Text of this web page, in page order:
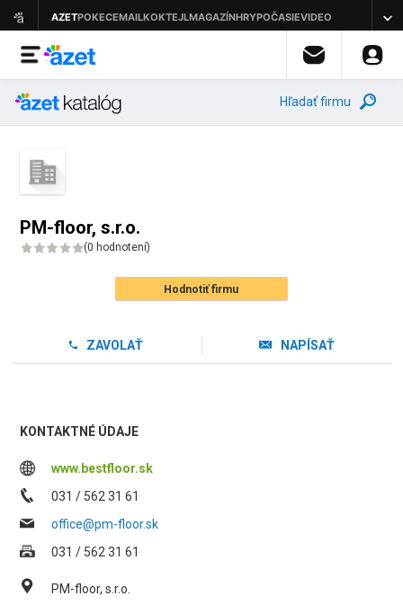
Hľadať firmu
PM-floor, s.r.o.
(0 hodnotení)
Hodnotiť firmu
ZAVOLAŤ NAPÍSAŤ
KONTAKTNÉ ÚDAJE
www.bestfloor.sk
031 / 562 31 61
office@pm-floor.sk
031 / 562 31 61
PM-floor, s.r.o.